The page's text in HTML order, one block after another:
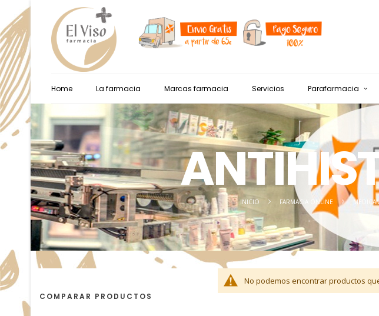
Home La farmacia Marcas farmacia Servicios Parafarmacia
INICIO FARMACIA ONLINE
No podemos encontrar productos
COMPARAR PRODUCTOS